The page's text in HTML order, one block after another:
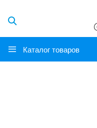
Каталог товаров